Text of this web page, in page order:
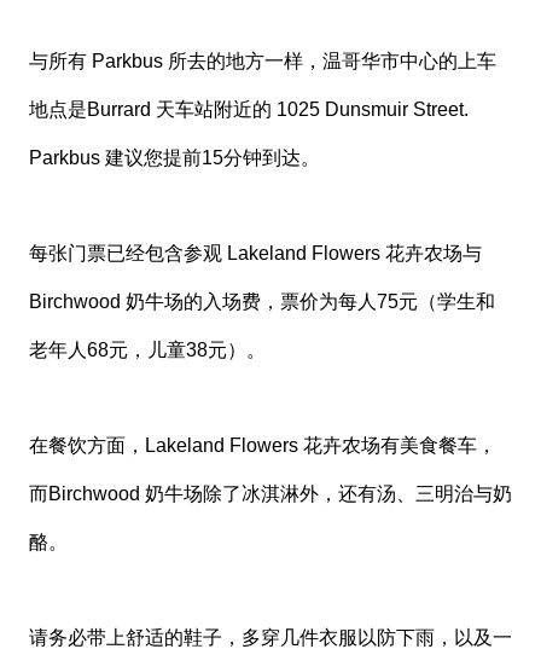
与所有 Parkbus 所去的地方一样，温哥华市中心的上车
地点是Burrard 天车站附近的 1025 Dunsmuir Street.
Parkbus 建议您提前15分钟到达。
每张门票已经包含参观 Lakeland Flowers 花卉农场与
Birchwood 奶牛场的入场费，票价为每人75元（学生和
老年人68元，儿童38元）。
在餐饮方面，Lakeland Flowers 花卉农场有美食餐车，
而Birchwood 奶牛场除了冰淇淋外，还有汤、三明治与奶
酪。
请务必带上舒适的鞋子，多穿几件衣服以防下雨，以及一